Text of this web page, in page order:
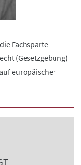
Fachsparte
(Gesetzgebung)
europäischer